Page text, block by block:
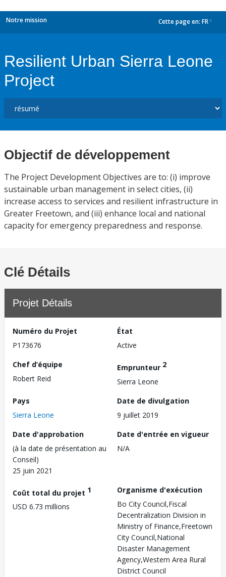
Notre mission Cette page en: FR
Resilient Urban Sierra Leone
Project
Objectif de développement
The Project Development Objectives are to: (i) improve
sustainable urban management in select cities, (ii)
increase access to services and resilient infrastructure in
Greater Freetown, and (iii) enhance local and national
capacity for emergency preparedness and response.
Clé Détails
Projet Détails
Numéro du Projet
P173676
État
Active
Chef d’équipe
Robert Reid
Emprunteur 2
Sierra Leone
Pays
Sierra Leone
Date de divulgation
9 juillet 2019
Date d'approbation
(à la date de présentation au
Conseil)
25 juin 2021
Date d'entrée en vigueur
N/A
Coût total du projet 1
USD 6.73 millions
Organisme d'exécution
Bo City Council,Fiscal
Decentralization Division in
Ministry of Finance,Freetown
City Council,National
Disaster Management
Agency,Western Area Rural
District Council